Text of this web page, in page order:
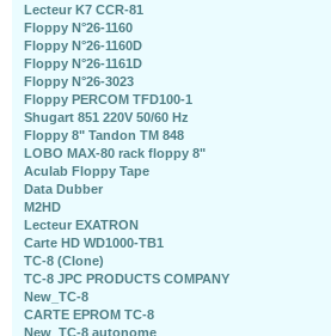
Lecteur K7 CCR-81
Floppy N°26-1160
Floppy N°26-1160D
Floppy N°26-1161D
Floppy N°26-3023
Floppy PERCOM TFD100-1
Shugart 851 220V 50/60 Hz
Floppy 8" Tandon TM 848
LOBO MAX-80 rack floppy 8"
Aculab Floppy Tape
Data Dubber
M2HD
Lecteur EXATRON
Carte HD WD1000-TB1
TC-8 (Clone)
TC-8 JPC PRODUCTS COMPANY
New_TC-8
CARTE EPROM TC-8
New_TC-8 autonome